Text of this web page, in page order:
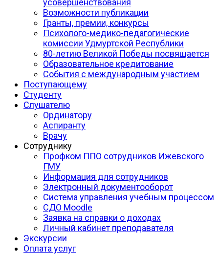
усовершенствования
Возможности публикации
Гранты, премии, конкурсы
Психолого-медико-педагогические
комиссии Удмуртской Республики
80-летию Великой Победы посвящается
Образовательное кредитование
События с международным участием
Поступающему
Студенту
Слушателю
Ординатору
Аспиранту
Врачу
Сотруднику
Профком ППО сотрудников Ижевского
ГМУ
Информация для сотрудников
Электронный документооборот
Система управления учебным процессом
СДО Moodle
Заявка на справки о доходах
Личный кабинет преподавателя
Экскурсии
Оплата услуг